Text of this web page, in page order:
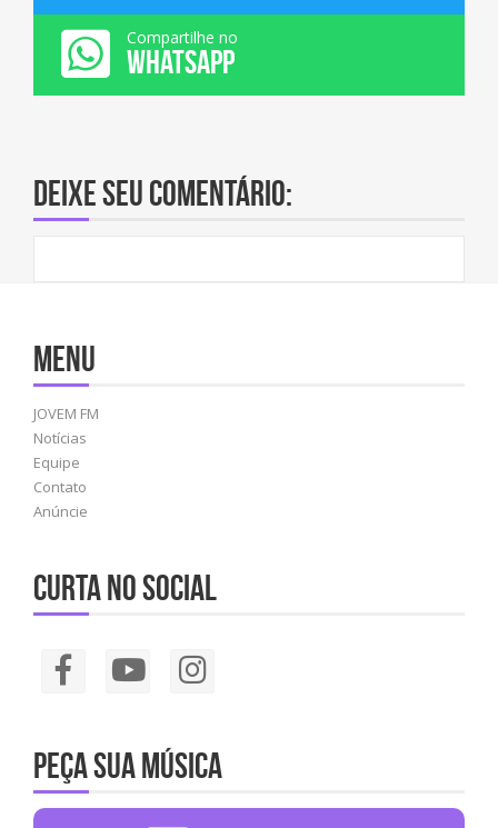
Compartilhe no
WHATSAPP
Deixe seu comentário:
Menu
JOVEM FM
Notícias
Equipe
Contato
Anúncie
Curta no social
Peça sua música